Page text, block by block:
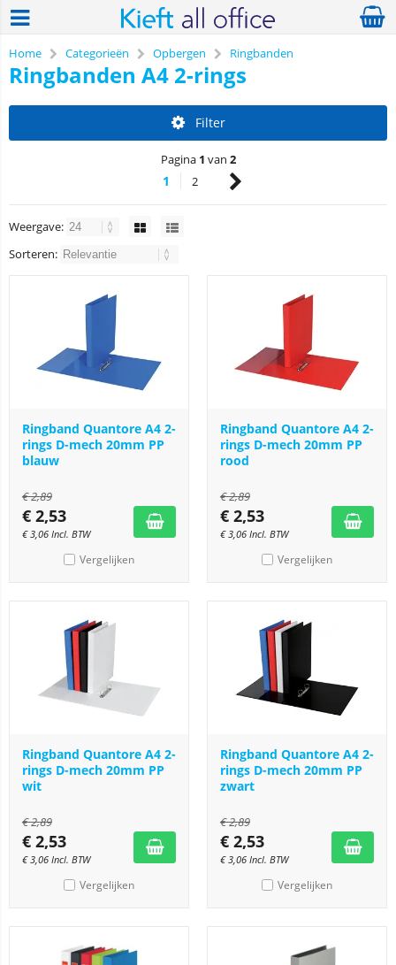
Home Categorieën Opbergen Ringbanden
Ringbanden A4 2-rings
Filter
Pagina 1 van 2
1 2
Weergave:
Sorteren:
Ringband Quantore A4 2-
rings D-mech 20mm PP
blauw
€2,89
€ 2,53
€3,06 Incl. BTW
Vergelijken
Ringband Quantore A4 2-
rings D-mech 20mm PP
rood
€2,89
€ 2,53
€3,06 Incl. BTW
Vergelijken
Ringband Quantore A4 2-
rings D-mech 20mm PP
wit
€2,89
€ 2,53
€3,06 Incl. BTW
Vergelijken
Ringband Quantore A4 2-
rings D-mech 20mm PP
zwart
€2,89
€ 2,53
€3,06 Incl. BTW
Vergelijken